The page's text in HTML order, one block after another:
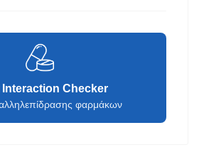
Interaction Checker
φαρμάκων